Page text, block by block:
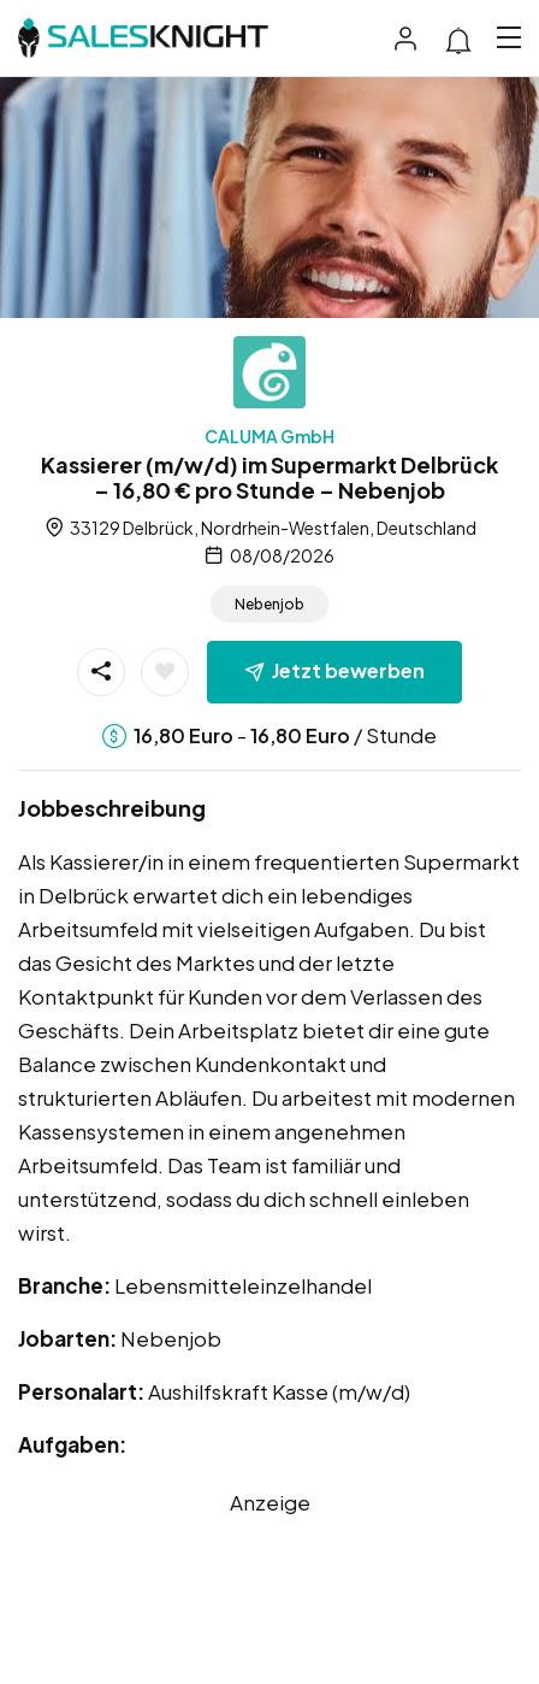
CALUMA GmbH
Kassierer (m/w/d) im Supermarkt Delbrück
– 16,80 € pro Stunde – Nebenjob
33129 Delbrück, Nordrhein-Westfalen, Deutschland
08/08/2026
Nebenjob
Jetzt bewerben
16,80 Euro -16,80 Euro / Stunde
Jobbeschreibung
Als Kassierer/in in einem frequentierten Supermarkt
in Delbrück erwartet dich ein lebendiges
Arbeitsumfeld mit vielseitigen Aufgaben. Du bist
das Gesicht des Marktes und der letzte
Kontaktpunkt für Kunden vor dem Verlassen des
Geschäfts. Dein Arbeitsplatz bietet dir eine gute
Balance zwischen Kundenkontakt und
strukturierten Abläufen. Du arbeitest mit modernen
Kassensystemen in einem angenehmen
Arbeitsumfeld. Das Team ist familiär und
unterstützend, sodass du dich schnell einleben
wirst.
Branche: Lebensmitteleinzelhandel
Jobarten: Nebenjob
Personalart:Aushilfskraft Kasse (m/w/d)
Aufgaben:
Anzeige